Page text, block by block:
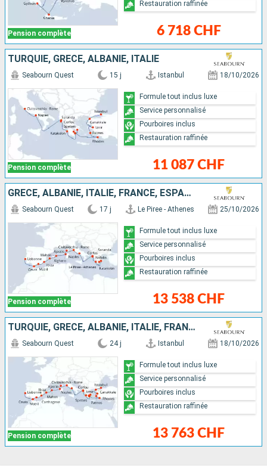
Pension complète 6 718 CHF
Restauration raffinée
TURQUIE, GRÈCE, ALBANIE, ITALIE
Pension complète
Seabourn Quest 15 j Istanbul 18/10/2026
11 087 CHF
Formule tout inclus luxe
Service personnalisé
Pourboires inclus
Restauration raffinée
GRÈCE, ALBANIE, ITALIE, FRANCE, ESPAGNE, IBIZA, PORTUGAL
Pension complète
Seabourn Quest 17 j Le Piree - Athenes 25/10/2026
13 538 CHF
Formule tout inclus luxe
Service personnalisé
Pourboires inclus
Restauration raffinée
TURQUIE, GRÈCE, ALBANIE, ITALIE, FRANCE, IBIZA, ESPAGNE, PORTUGAL
Pension complète
Seabourn Quest 24 j Istanbul 18/10/2026
13 763 CHF
Formule tout inclus luxe
Service personnalisé
Pourboires inclus
Restauration raffinée